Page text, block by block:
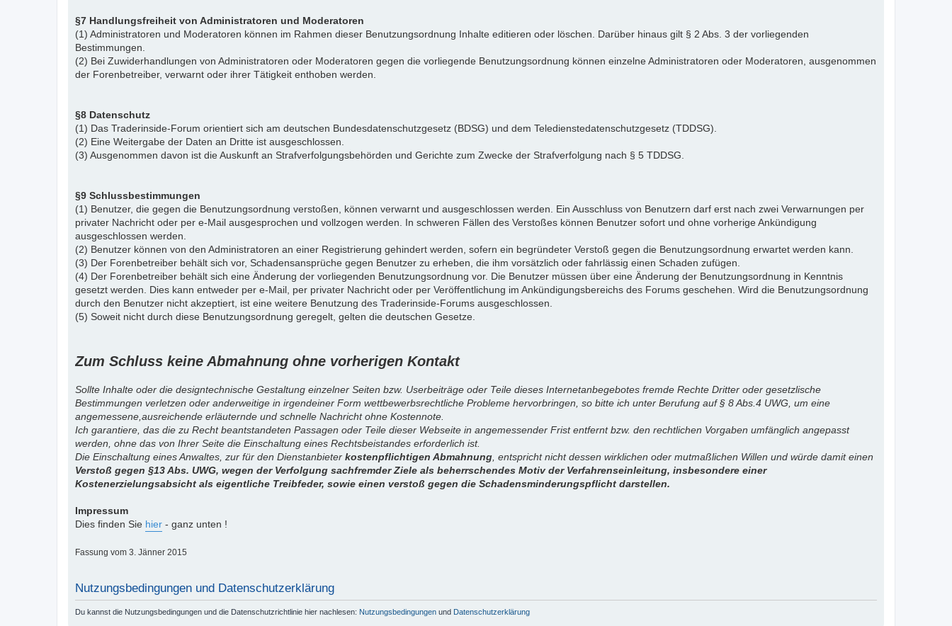
§7 Handlungsfreiheit von Administratoren und Moderatoren
(1) Administratoren und Moderatoren können im Rahmen dieser Benutzungsordnung Inhalte editieren oder löschen. Darüber hinaus gilt § 2 Abs. 3 der vorliegenden
Bestimmungen.
(2) Bei Zuwiderhandlungen von Administratoren oder Moderatoren gegen die vorliegende Benutzungsordnung können einzelne Administratoren oder Moderatoren, ausgenommen
der Forenbetreiber, verwarnt oder ihrer Tätigkeit enthoben werden.
§8 Datenschutz
(1) Das Traderinside-Forum orientiert sich am deutschen Bundesdatenschutzgesetz (BDSG) und dem Teledienstedatenschutzgesetz (TDDSG).
(2) Eine Weitergabe der Daten an Dritte ist ausgeschlossen.
(3) Ausgenommen davon ist die Auskunft an Strafverfolgungsbehörden und Gerichte zum Zwecke der Strafverfolgung nach § 5 TDDSG.
§9 Schlussbestimmungen
(1) Benutzer, die gegen die Benutzungsordnung verstoßen, können verwarnt und ausgeschlossen werden. Ein Ausschluss von Benutzern darf erst nach zwei Verwarnungen per
privater Nachricht oder per e-Mail ausgesprochen und vollzogen werden. In schweren Fällen des Verstoßes können Benutzer sofort und ohne vorherige Ankündigung
ausgeschlossen werden.
(2) Benutzer können von den Administratoren an einer Registrierung gehindert werden, sofern ein begründeter Verstoß gegen die Benutzungsordnung erwartet werden kann.
(3) Der Forenbetreiber behält sich vor, Schadensansprüche gegen Benutzer zu erheben, die ihm vorsätzlich oder fahrlässig einen Schaden zufügen.
(4) Der Forenbetreiber behält sich eine Änderung der vorliegenden Benutzungsordnung vor. Die Benutzer müssen über eine Änderung der Benutzungsordnung in Kenntnis
gesetzt werden. Dies kann entweder per e-Mail, per privater Nachricht oder per Veröffentlichung im Ankündigungsbereichs des Forums geschehen. Wird die Benutzungsordnung
durch den Benutzer nicht akzeptiert, ist eine weitere Benutzung des Traderinside-Forums ausgeschlossen.
(5) Soweit nicht durch diese Benutzungsordnung geregelt, gelten die deutschen Gesetze.
Zum Schluss keine Abmahnung ohne vorherigen Kontakt
Sollte Inhalte oder die designtechnische Gestaltung einzelner Seiten bzw. Userbeiträge oder Teile dieses Internetanbegebotes fremde Rechte Dritter oder gesetzlische
Bestimmungen verletzen oder anderweitige in irgendeiner Form wettbewerbsrechtliche Probleme hervorbringen, so bitte ich unter Berufung auf § 8 Abs.4 UWG, um eine
angemessene,ausreichende erläuternde und schnelle Nachricht ohne Kostennote.
Ich garantiere, das die zu Recht beantstandeten Passagen oder Teile dieser Webseite in angemessender Frist entfernt bzw. den rechtlichen Vorgaben umfänglich angepasst
werden, ohne das von Ihrer Seite die Einschaltung eines Rechtsbeistandes erforderlich ist.
Die Einschaltung eines Anwaltes, zur für den Dienstanbieter kostenpflichtigen Abmahnung , entspricht nicht dessen wirklichen oder mutmaßlichen Willen und würde damit einen
Verstoß gegen §13 Abs. UWG, wegen der Verfolgung sachfremder Ziele als beherrschendes Motiv der Verfahrenseinleitung, insbesondere einer
Kostenerzielungsabsicht als eigentliche Treibfeder, sowie einen verstoß gegen die Schadensminderungspflicht darstellen.
Impressum
Dies finden Sie hier - ganz unten !
Fassung vom 3. Jänner 2015
Nutzungsbedingungen und Datenschutzerklärung
Du kannst die Nutzungsbedingungen und die Datenschutzrichtlinie hier nachlesen: Nutzungsbedingungen und Datenschutzerklärung